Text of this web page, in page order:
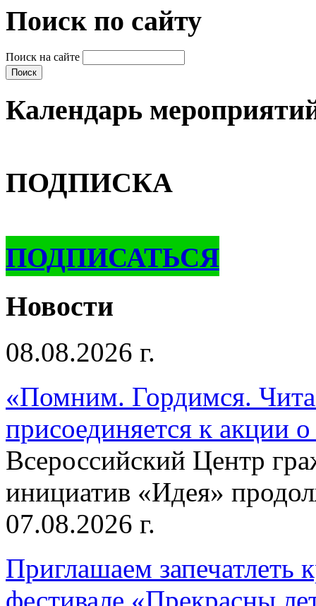
Поиск по сайту
Поиск на сайте
Календарь
ПОДПИСКА
ПОДПИСАТЬСЯ
Новости
08.08.2026 г.
«Помним. Гордимся.
присоединяется к акции
Всероссийский Центр
инициатив «Идея»
07.08.2026 г.
Приглашаем запечатлеть
фестивале «Прекрасны